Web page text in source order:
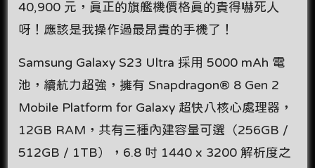
40,900 元，真正的旗艦機價格真的貴得嚇死人
呀！應該是我操作過最昂貴的手機了！
Samsung Galaxy S23 Ultra 採用 5000 mAh 電
池，續航力超強，擁有 Snapdragon® 8 Gen 2
Mobile Platform for Galaxy 超快八核心處理器，
12GB RAM，共有三種內建容量可選（256GB /
512GB / 1TB），6.8 吋 1440 x 3200 解析度之